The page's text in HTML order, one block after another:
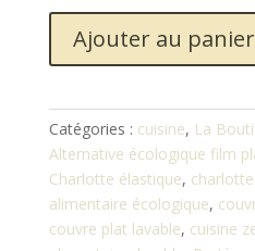
Couvre-
charlotte
taille
20cm
Ajouter au panier
Catégories : cuisine, La
Alternative écologique film
Charlotte élastique,
alimentaire écologique,
couvre plat lavable, cuisine